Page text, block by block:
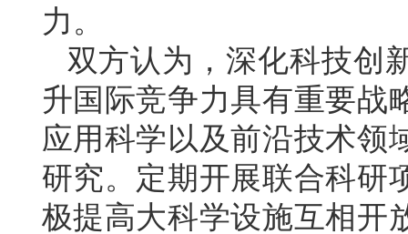
力。
双方认为，深化科技创
升国际竞争力具有重要战
应用科学以及前沿技术领
研究。定期开展联合科研
极提高大科学设施互相开